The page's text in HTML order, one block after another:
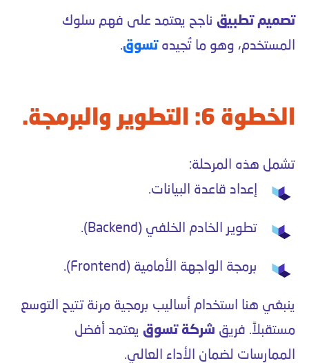
تصميم تطبيق ناجح يعتمد على فهم سلوك
المستخدم، وهو ما تُجيدهتسوق.
الخطوة 6: التطوير والبرمجة.
تشمل هذه المرحلة:
إعداد قاعدة البيانات.
تطوير الخادم الخلفي (Backend).
برمجة الواجهة الأمامية (Frontend).
ينبغي هنا استخدام أساليب برمجية مرنة تتيح التوسع
مستقبلاً. فريق شركة تسوق يعتمد أفضل
الممارسات لضمان الأداء العالي.